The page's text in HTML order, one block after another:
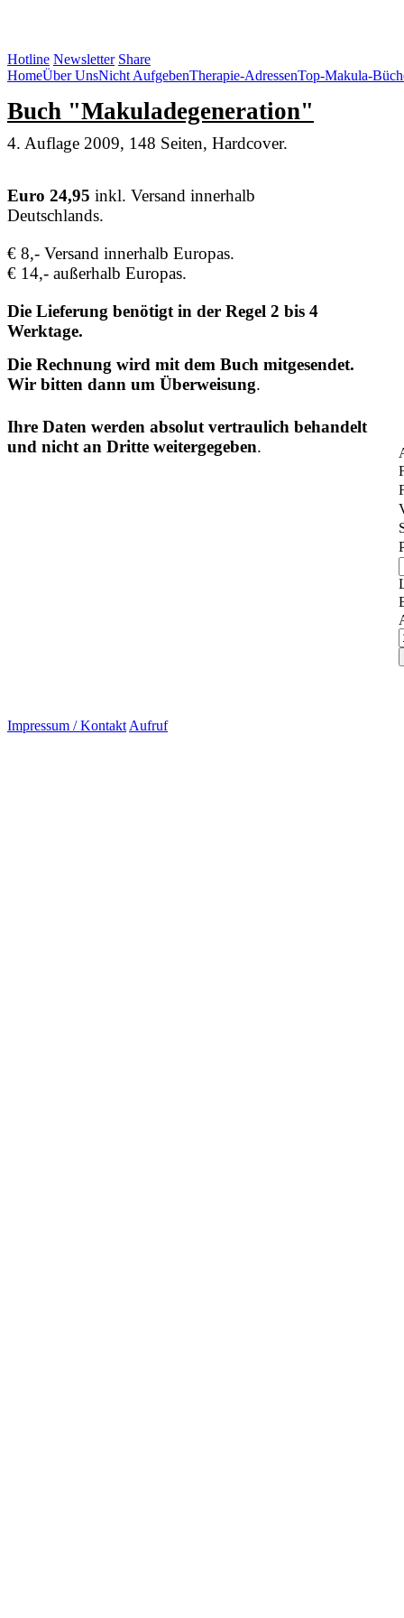
Hotline Newsletter Share
HomeÜber UnsNicht AufgebenTherapie-AdressenTop-Makula-
Buch "Makuladegeneration"
4. Auflage 2009, 148 Seiten, Hardcover.
Euro 24,95 inkl. Versand innerhalb
Deutschlands.
€ 8,- Versand innerhalb Europas.
€ 14,- außerhalb Europas.
Die Lieferung benötigt in der Regel 2 bis 4
Werktage.
Die Rechnung wird mit dem Buch mitgesendet.
Wir bitten dann um Überweisung.
Ihre Daten werden absolut vertraulich behandelt
und nicht an Dritte weitergegeben.
Impressum / Kontakt Aufruf